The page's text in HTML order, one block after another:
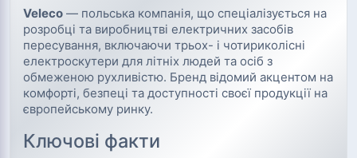
Veleco — польська компанія, що спеціалізується на
розробці та виробництві електричних засобів
пересування, включаючи трьох- і чотириколісні
електроскутери для літніх людей та осіб з
обмеженою рухливістю. Бренд відомий акцентом на
комфорті, безпеці та доступності своєї продукції на
європейському ринку.
Ключові факти